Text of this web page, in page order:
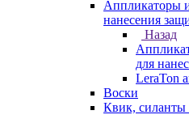
Аппликаторы
нанесения
Назад
для
LeraTon
Воски
Квик, силанты